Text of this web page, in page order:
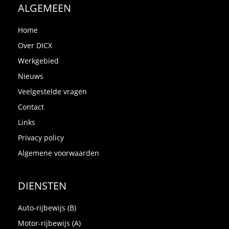
ALGEMEEN
Home
Over DICX
Werkgebied
Nieuws
Veelgestelde vragen
Contact
Links
Privacy policy
Algemene voorwaarden
DIENSTEN
Auto-rijbewijs (B)
Motor-rijbewijs (A)